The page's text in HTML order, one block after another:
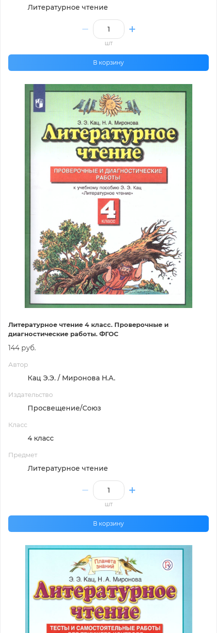
Литературное чтение
шт
В корзину
Литературное чтение 4 класс. Проверочные и
диагностические работы. ФГОС
144 руб.
Автор
Кац Э.Э. / Миронова Н.А.
Издательство
Просвещение/Союз
Класс
4 класс
Предмет
Литературное чтение
шт
В корзину